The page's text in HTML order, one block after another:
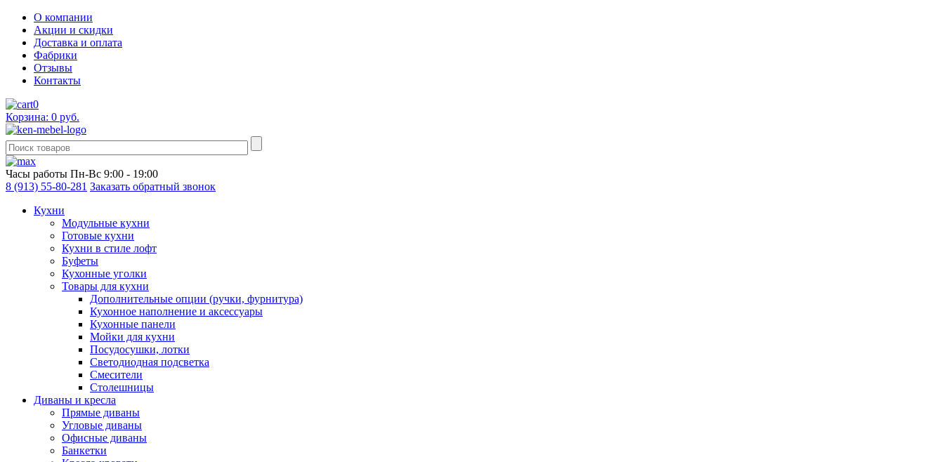
О компании
Акции и скидки
Доставка и оплата
Фабрики
Отзывы
Контакты
0
Корзина: 0 руб.
Часы работы Пн-Вс 9:00 - 19:00
8 (913) 55-80-281 Заказать обратный звонок
Кухни
Модульные кухни
Готовые кухни
Кухни в стиле лофт
Буфеты
Кухонные уголки
Товары для кухни
Дополнительные опции (ручки, фурнитура)
Кухонное наполнение и аксессуары
Кухонные панели
Мойки для кухни
Посудосушки, лотки
Светодиодная подсветка
Смесители
Столешницы
Диваны и кресла
Прямые диваны
Угловые диваны
Офисные диваны
Банкетки